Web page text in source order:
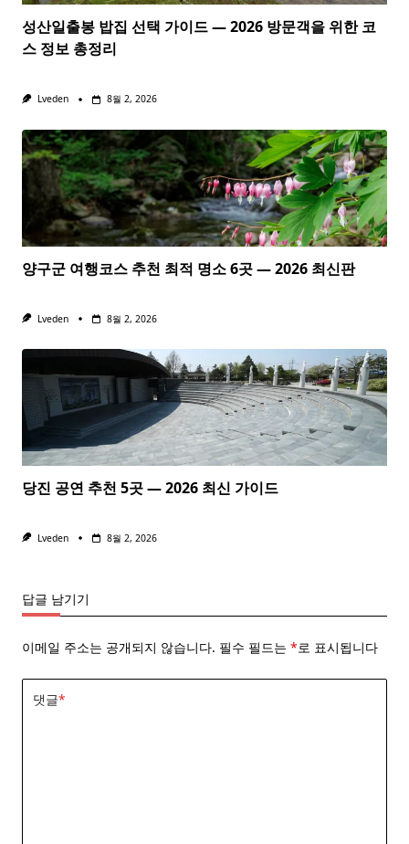
성산일출봉 밥집 선택 가이드 — 2026 방문객을 위한 코
스 정보 총정리
Lveden 8월 2, 2026
양구군 여행코스 추천 최적 명소 6곳 — 2026 최신판
Lveden 8월 2, 2026
당진 공연 추천 5곳 — 2026 최신 가이드
Lveden 8월 2, 2026
답글 남기기
이메일 주소는 공개되지 않습니다. 필수 필드는 *로 표시됩니다
댓글*